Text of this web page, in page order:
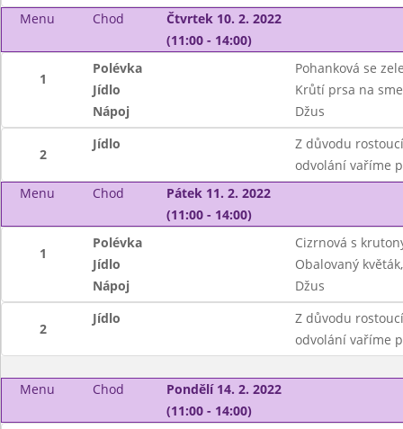
Menu
Chod
Čtvrtek 10. 2. 2022
(11:00 - 14:00)
1
Polévka
Pohanková se
Jídlo
Krůtí prsa na
Nápoj
Džus
2
Jídlo
Z důvodu
odvolání vaříme
Menu
Chod
Pátek 11. 2. 2022
(11:00 - 14:00)
1
Polévka
Cizrnová s
Jídlo
Obalovaný
Nápoj
Džus
2
Jídlo
Z důvodu
odvolání vaříme
Menu Chod
Pondělí 14. 2. 2022
(11:00 - 14:00)